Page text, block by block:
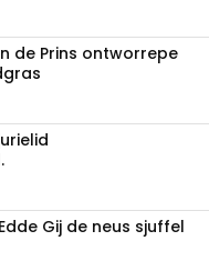
de Prins ontworrepe
Gij de neus sjuffel